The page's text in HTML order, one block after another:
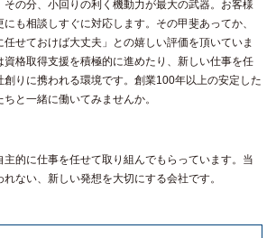
の分、小回りの利く機動力が最大の武器。お客様
も相談しすぐに対応します。その甲斐あってか、
せておけば大丈夫」との嬉しい評価を頂いていま
格取得支援を積極的に進めたり、新しい仕事を任
りに携われる環境です。創業100年以上の安定した
と一緒に働いてみませんか。
的に仕事を任せて取り組んでもらっています。当
ない、新しい発想を大切にする会社です。